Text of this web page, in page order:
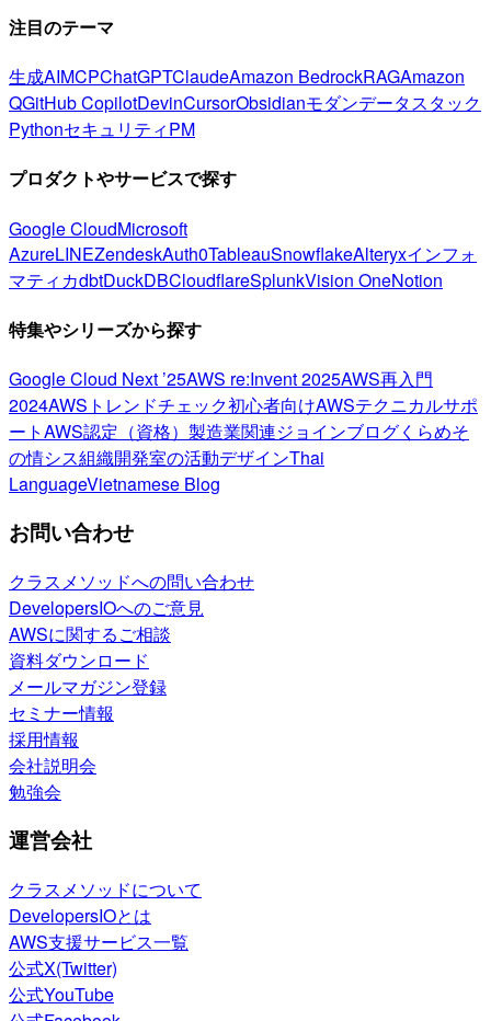
注目のテーマ
生成AIMCPChatGPTClaudeAmazon BedrockRAGAmazon
QGitHub CopilotDevinCursorObsidianモダンデータスタック
PythonセキュリティPM
プロダクトやサービスで探す
Google CloudMicrosoft
AzureLINEZendeskAuth0TableauSnowflakeAlteryxインフォ
マティカdbtDuckDBCloudflareSplunkVision OneNotion
特集やシリーズから探す
Google Cloud Next ’25AWS re:Invent 2025AWS再入門
2024AWSトレンドチェック初心者向けAWSテクニカルサポ
ートAWS認定（資格） 製造業関連ジョインブログくらめそ
の情シス組織開発室の活動デザインThai
LanguageVietnamese Blog
お問い合わせ
クラスメソッドへの問い合わせ
DevelopersIOへのご意見
AWSに関するご相談
資料ダウンロード
メールマガジン登録
セミナー情報
採用情報
会社説明会
勉強会
運営会社
クラスメソッドについて
DevelopersIOとは
AWS支援サービス一覧
公式X(Twitter)
公式YouTube